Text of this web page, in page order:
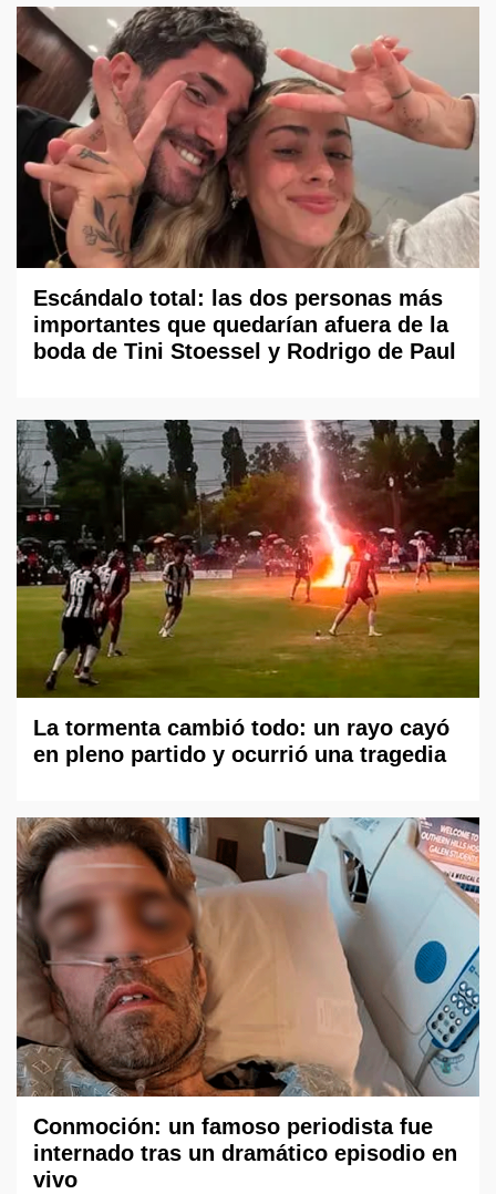
Escándalo total: las dos personas más
importantes que quedarían afuera de la
boda de Tini Stoessel y Rodrigo de Paul
La tormenta cambió todo: un rayo cayó
en pleno partido y ocurrió una tragedia
Conmoción: un famoso periodista fue
internado tras un dramático episodio en
vivo